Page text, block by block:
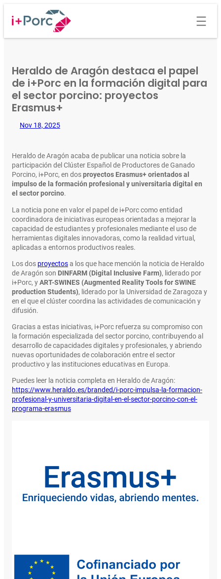
contenido
Heraldo de Aragón destaca el papel
de i+Porc en la formación digital para
el sector porcino: proyectos
Erasmus+
Nov 18, 2025
Heraldo de Aragón acaba de publicar una noticia sobre la
participación del Clúster Español de Productores de Ganado
Porcino, i+Porc, en dosproyectos Erasmus+ orientados al
impulso de la formación profesional y universitaria digital en
el sector porcino.
La noticia pone en valor el papel de i+Porc como entidad
coordinadora de iniciativas europeas orientadas a mejorar la
capacidad de estudiantes y profesionales mediante el uso de
herramientas digitales innovadoras, como la realidad virtual,
aplicadas a entornos productivos reales.
Los dos proyectosa los que hace mención la noticia de Heraldo
de Aragón son DINFARM (Digital Inclusive Farm), liderado por
i+Porc, yART-SWINES (Augmented Reality Tools for SWINE
production Students), liderado por la Universidad de Zaragoza y
en el que el clúster coordina las actividades de comunicación y
difusión.
Gracias a estas iniciativas, i+Porc refuerza su compromiso con
la formación especializada del sector porcino, contribuyendo al
desarrollo de capacidades digitales y profesionales, y abriendo
nuevas oportunidades de colaboración entre el sector
productivo y las instituciones educativas en Europa.
Puedes leer la noticia completa en Heraldo de Aragón:
https://www.heraldo.es/branded/i-porc-impulsa-la-formacion-
profesional-y-universitaria-digital-en-el-sector-porcino-con-el-
programa-erasmus